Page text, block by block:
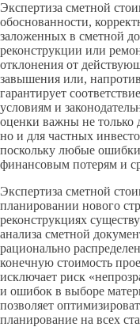
Экспертиза сметной
обоснованности,
заложенных в сметной
реконструкции или
отклонения от
завышения или,
гарантирует
условиям и
оценки важны не только
но и для частных
поскольку любые
финансовым потерям и
Экспертиза сметной
планировании нового
реконструкциях
анализа сметной
рационально
конечную стоимость
исключает риск
и ошибок в выборе
позволяет
планирование на всех